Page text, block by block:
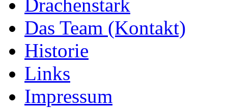
Drachenstark
Das Team (Kontakt)
Historie
Links
Impressum